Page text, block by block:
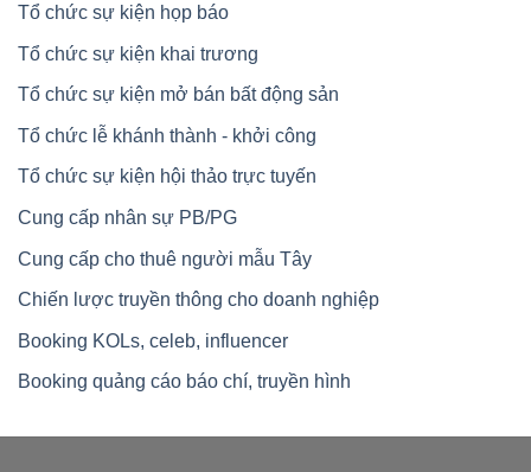
Tổ chức sự kiện họp báo
Tổ chức sự kiện khai trương
Tổ chức sự kiện mở bán bất động sản
Tổ chức lễ khánh thành - khởi công
Tổ chức sự kiện hội thảo trực tuyến
Cung cấp nhân sự PB/PG
Cung cấp cho thuê người mẫu Tây
Chiến lược truyền thông cho doanh nghiệp
Booking KOLs, celeb, influencer
Booking quảng cáo báo chí, truyền hình